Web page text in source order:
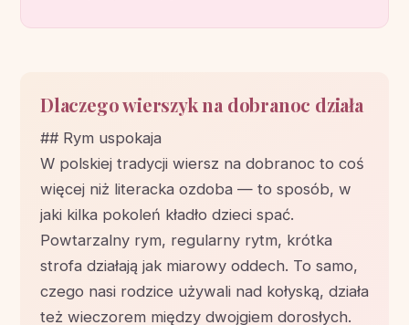
Dlaczego wierszyk na dobranoc działa
## Rym uspokaja
W polskiej tradycji wiersz na dobranoc to coś
więcej niż literacka ozdoba — to sposób, w
jaki kilka pokoleń kładło dzieci spać.
Powtarzalny rym, regularny rytm, krótka
strofa działają jak miarowy oddech. To samo,
czego nasi rodzice używali nad kołyską, działa
też wieczorem między dwojgiem dorosłych.